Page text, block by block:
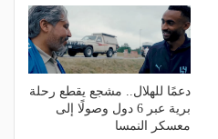
دعمًا للهلال.. مشجع يقطع رحلة
برية عبر 6 دول وصولًا إلى
معسكر النمسا